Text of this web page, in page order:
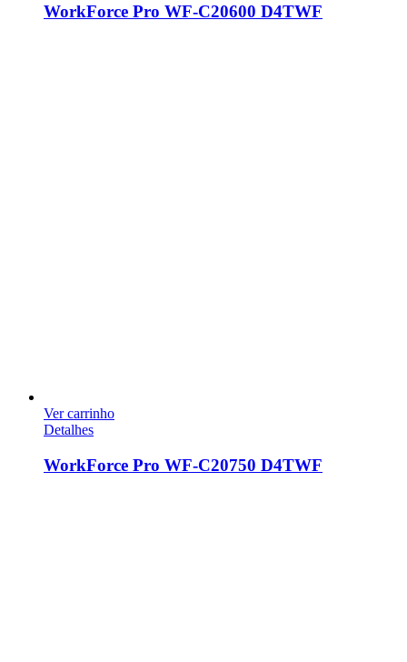
WorkForce Pro WF-C20600 D4TWF
Ver carrinho
Detalhes
WorkForce Pro WF-C20750 D4TWF